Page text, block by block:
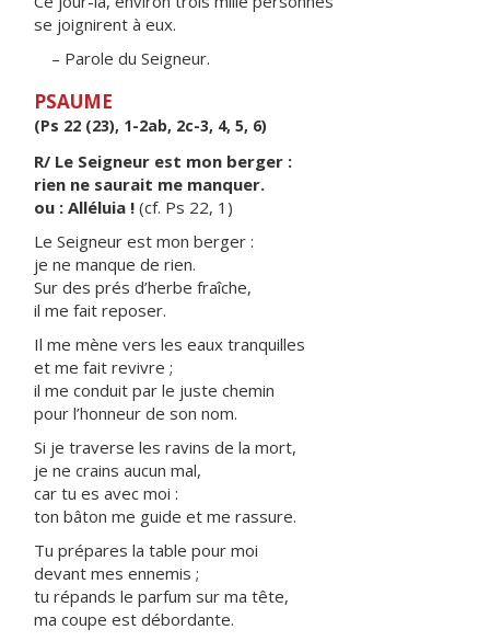
se joignirent à eux.
– Parole du Seigneur.
PSAUME
(Ps 22 (23), 1-2ab, 2c-3, 4, 5, 6)
R/ Le Seigneur est mon berger :
rien ne saurait me manquer.
ou : Alléluia ! (cf. Ps 22, 1)
Le Seigneur est mon berger :
je ne manque de rien.
Sur des prés d’herbe fraîche,
il me fait reposer.
Il me mène vers les eaux tranquilles
et me fait revivre ;
il me conduit par le juste chemin
pour l’honneur de son nom.
Si je traverse les ravins de la mort,
je ne crains aucun mal,
car tu es avec moi :
ton bâton me guide et me rassure.
Tu prépares la table pour moi
devant mes ennemis ;
tu répands le parfum sur ma tête,
ma coupe est débordante.